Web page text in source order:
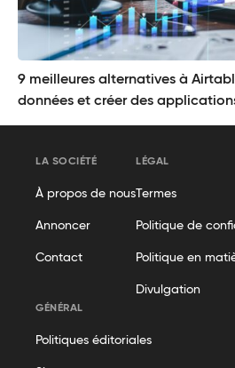
9 meilleures alternatives à
données et créer des
LA SOCIÉTÉ
À propos de nous
Annoncer
Contact
LÉGAL
Termes
Politique de
Politique en
Divulgation
GÉNÉRAL
Politiques éditoriales